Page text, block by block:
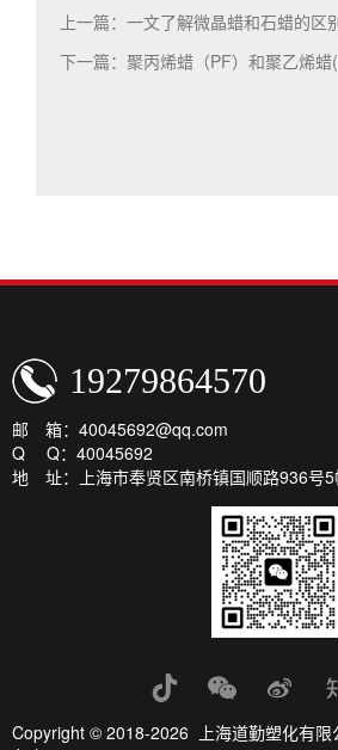
上一篇：一文了解微晶蜡和石蜡的区
下一篇：聚丙烯蜡（PF）和聚乙烯蜡
19279864570
邮 箱：40045692@qq.com
Q Q：40045692
地 址：上海市奉贤区南桥镇国顺路936号5
Copyright © 2018-2026 上海道勤塑化有限